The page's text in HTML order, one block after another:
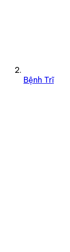
Bệnh Trĩ